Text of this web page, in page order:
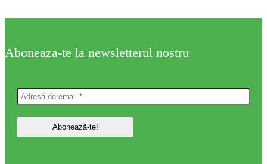
Aboneaza-te la newsletterul nostru